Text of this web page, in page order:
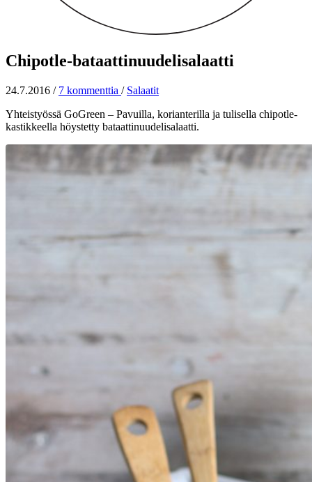
Chipotle-bataattinuudelisalaatti
24.7.2016 / 7 kommenttia / Salaatit
Yhteistyössä GoGreen – Pavuilla, korianterilla ja tulisella chipotle-
kastikkeella höystetty bataattinuudelisalaatti.